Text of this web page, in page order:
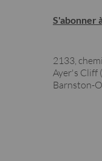
S'abonner
2133,
Ayer's Cliff
Barnston-